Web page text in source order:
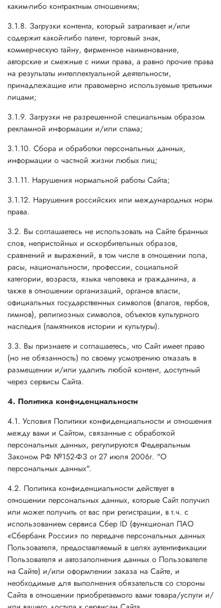
каким-либо контрактным отношениям;
3.1.8. Загрузки контента, который затрагивает и/или
содержит какой-либо патент, торговый знак,
коммерческую тайну, фирменное наименование,
авторские и смежные с ними права, а равно прочие права
на результаты интеллектуальной деятельности,
принадлежащие или правомерно используемые третьими
лицами;
3.1.9. Загрузки не разрешенной специальным образом
рекламной информации и/или спама;
3.1.10. Сбора и обработки персональных данных,
информации о частной жизни любых лиц;
3.1.11. Нарушения нормальной работы Сайта;
3.1.12. Нарушения российских или международных норм
права.
3.2. Вы соглашаетесь не использовать на Сайте бранных
слов, непристойных и оскорбительных образов,
сравнений и выражений, в том числе в отношении пола,
расы, национальности, профессии, социальной
категории, возраста, языка человека и гражданина, а
также в отношении организаций, органов власти,
официальных государственных символов (флагов, гербов,
гимнов), религиозных символов, объектов культурного
наследия (памятников истории и культуры).
3.3. Вы признаете и соглашаетесь, что Сайт имеет право
(но не обязанность) по своему усмотрению отказать в
размещении и/или удалить любой контент, доступный
через сервисы Сайта.
4. Политика конфиденциальности
4.1. Условия Политики конфиденциальности и отношения
между вами и Сайтом, связанные с обработкой
персональных данных, регулируются Федеральным
Законом РФ №152-ФЗ от 27 июля 2006г. "О
персональных данных".
4.2. Политика конфиденциальности действует в
отношении персональных данных, которые Сайт получил
или может получить от вас при регистрации, в т.ч. с
использованием сервиса Сбер ID (функционал ПАО
«Сбербанк России» по передаче персональных данных
Пользователя, предоставляемый в целях аутентификации
Пользователя и автозаполнения данных о Пользователе
на Сайте) и/или оформлении заказа на Сайте, и
необходимые для выполнения обязательств со стороны
Сайта в отношении приобретаемого вами товара/услуги и/